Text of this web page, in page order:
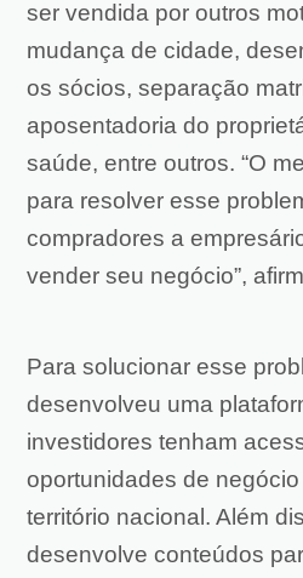
ser vendida por outros
mudança de cidade,
os sócios, separação
aposentadoria do
saúde, entre outros. “O
para resolver esse
compradores a
vender seu negócio”,
Para solucionar esse
desenvolveu uma
investidores tenham
oportunidades de
território nacional. Além
desenvolve conteúdos